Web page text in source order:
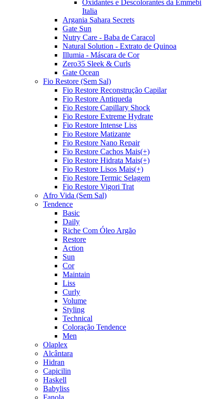
Oxidantes e Descolorantes da Emmebi
Italia
Argania Sahara Secrets
Gate Sun
Nutry Care - Baba de Caracol
Natural Solution - Extrato de Quinoa
Illumia - Máscara de Cor
Zero35 Sleek & Curls
Gate Ocean
Fio Restore (Sem Sal)
Fio Restore Reconstrução Capilar
Fio Restore Antiqueda
Fio Restore Capillary Shock
Fio Restore Extreme Hydrate
Fio Restore Intense Liss
Fio Restore Matizante
Fio Restore Nano Repair
Fio Restore Cachos Mais(+)
Fio Restore Hidrata Mais(+)
Fio Restore Lisos Mais(+)
Fio Restore Termic Selagem
Fio Restore Vigori Trat
Afro Vida (Sem Sal)
Tendence
Basic
Daily
Riche Com Óleo Argão
Restore
Action
Sun
Cor
Maintain
Liss
Curly
Volume
Styling
Technical
Coloração Tendence
Men
Olaplex
Alcântara
Hidran
Capicilin
Haskell
Babyliss
Fanola